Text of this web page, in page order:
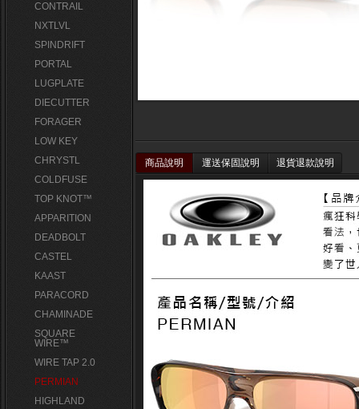
CONTRAIL
NXTLVL
SPINDRIFT
PORTAL
LUGPLATE
DIECUTTER
FORAGER
LOW KEY
CHRYSTL
COLDFUSE
TOP KNOT™
APPARITION
DEADBOLT
CASTEL
KAAST
PARACORD
CHAMINADE
SQUARE
WIRE™
WIRE TAP 2.0
PERMIAN
HIGHLAND
商品說明 運送保固說明 退貨退款說明